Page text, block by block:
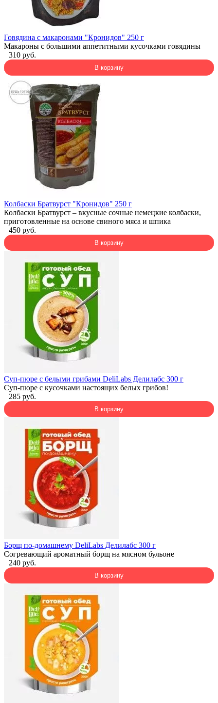
Говядина с макаронами "Кронидов" 250 г
Макароны с большими аппетитными кусочками говядины
310 руб.
В корзину
Колбаски Братвурст "Кронидов" 250 г
Колбаски Братвурст – вкусные сочные немецкие колбаски,
приготовленные на основе свиного мяса и шпика
450 руб.
В корзину
Суп-пюре с белыми грибами DeliLabs Делилабс 300 г
Суп-пюре с кусочками настоящих белых грибов!
285 руб.
В корзину
Борщ по-домашнему DeliLabs Делилабс 300 г
Согревающий ароматный борщ на мясном бульоне
240 руб.
В корзину